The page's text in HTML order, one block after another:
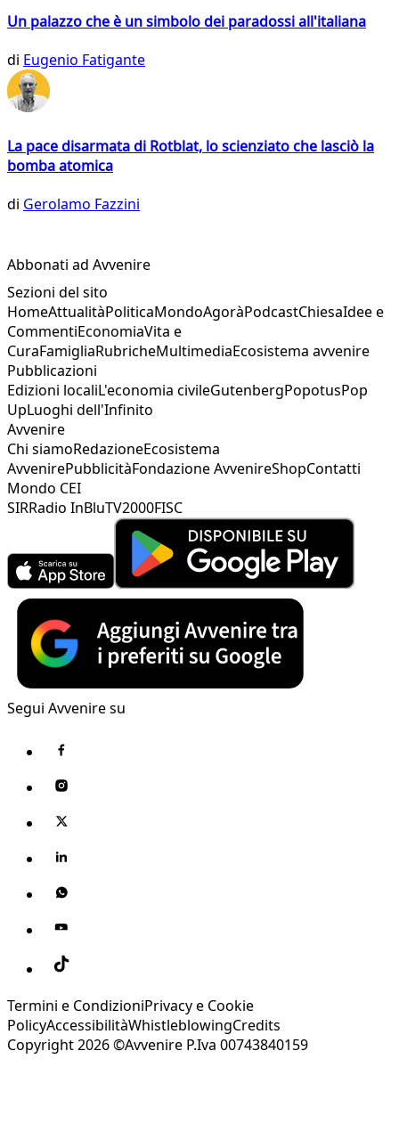
Un palazzo che è un simbolo dei paradossi all'italiana
di Eugenio Fatigante
La pace disarmata di Rotblat, lo scienziato che lasciò la
bomba atomica
di Gerolamo Fazzini
Abbonati ad Avvenire
Sezioni del sito
HomeAttualitàPoliticaMondoAgoràPodcastChiesaIdee e
CommentiEconomiaVita e
CuraFamigliaRubricheMultimediaEcosistema avvenire
Pubblicazioni
Edizioni localiL'economia civileGutenbergPopotusPop
UpLuoghi dell'Infinito
Avvenire
Chi siamoRedazioneEcosistema
AvvenirePubblicitàFondazione AvvenireShopContatti
Mondo CEI
SIRRadio InBluTV2000FISC
Segui Avvenire su
Termini e CondizioniPrivacy e Cookie
PolicyAccessibilitàWhistleblowingCredits
Copyright 2026 ©Avvenire P.Iva 00743840159